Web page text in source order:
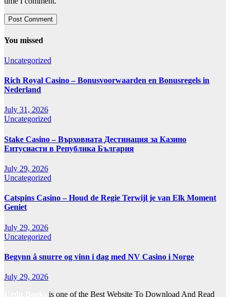
You missed
Uncategorized
Rich Royal Casino – Bonusvoorwaarden en Bonusregels in
Nederland
July 31, 2026
Uncategorized
Stake Casino – Върховната Дестинация за Казино
Ентусиасти в Република България
July 29, 2026
Uncategorized
Catspins Casino – Houd de Regie Terwijl je van Elk Moment
Geniet
July 29, 2026
Uncategorized
Begynn å snurre og vinn i dag med NV Casino i Norge
July 29, 2026
is one of the Best Website To Download And Read